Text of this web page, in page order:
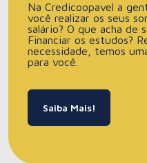
Na Credicoopavel a
você realizar os seus
salário? O que acha de
Financiar os estudos?
necessidade, temos
para você.
Saiba Mais!